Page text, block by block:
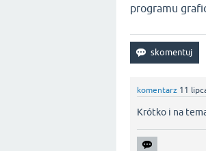
programu
komentarz 11
Krótko i na